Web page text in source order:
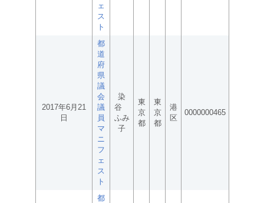
ェ
ス
ト
2017年6月21
日
都
道
府
県
議
会
議
員
マ
ニ
フ
ェ
ス
ト
染
谷
ふみ
子
東
京
都
東
京
都
港
区
0000000465
都